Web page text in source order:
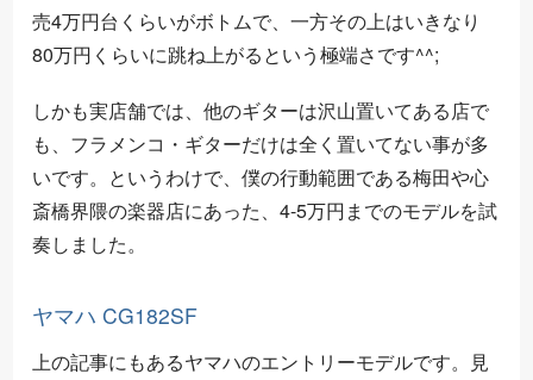
売4万円台くらいがボトムで、一方その上はいきなり
80万円くらいに跳ね上がるという極端さです^^;
しかも実店舗では、他のギターは沢山置いてある店で
も、フラメンコ・ギターだけは全く置いてない事が多
いです。というわけで、僕の行動範囲である梅田や心
斎橋界隈の楽器店にあった、4-5万円までのモデルを試
奏しました。
ヤマハ CG182SF
上の記事にもあるヤマハのエントリーモデルです。見